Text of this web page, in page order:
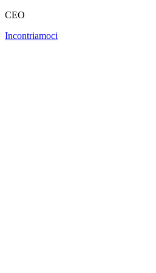
CEO
Incontriamoci